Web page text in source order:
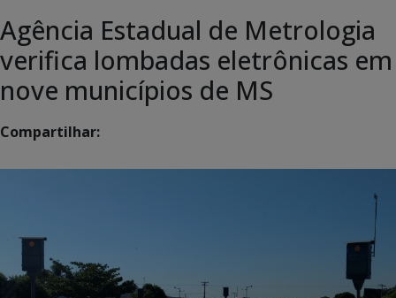
Agência Estadual de Metrologia
verifica lombadas eletrônicas em
nove municípios de MS
Compartilhar: